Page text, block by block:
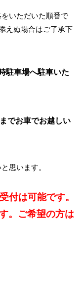
いただいた順番で
えぬ場合はご了承下
駐車場へ駐車いた
でお車でお越しい
思います。
付は可能です。
。ご希望の方は